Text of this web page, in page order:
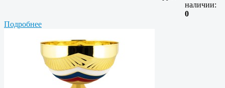
наличии:
0
Подробнее